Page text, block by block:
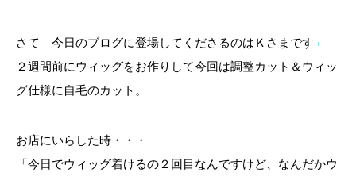
さて 今日のブログに登場してくださるのはＫさまです
２週間前にウィッグをお作りして今回は調整カット＆ウィッ
グ仕様に自毛のカット。
お店にいらした時・・・
「今日でウィッグ着けるの２回目なんですけど、なんだかウ